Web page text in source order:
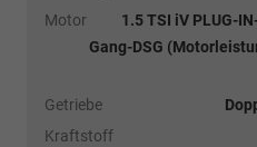
Motor
1.5 TSI iV PLUG-
Gang-DSG
Getriebe
Kraftstoff